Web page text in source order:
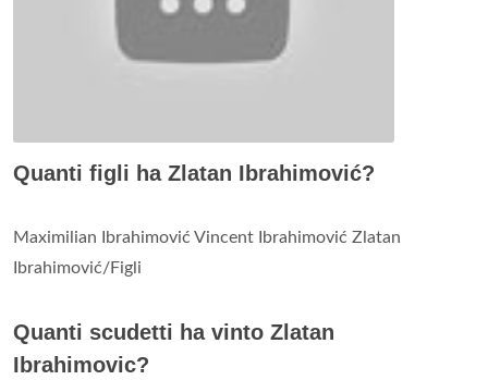
Quanti figli ha Zlatan Ibrahimović?
Maximilian Ibrahimović Vincent Ibrahimović Zlatan
Ibrahimović/Figli
Quanti scudetti ha vinto Zlatan
Ibrahimovic?